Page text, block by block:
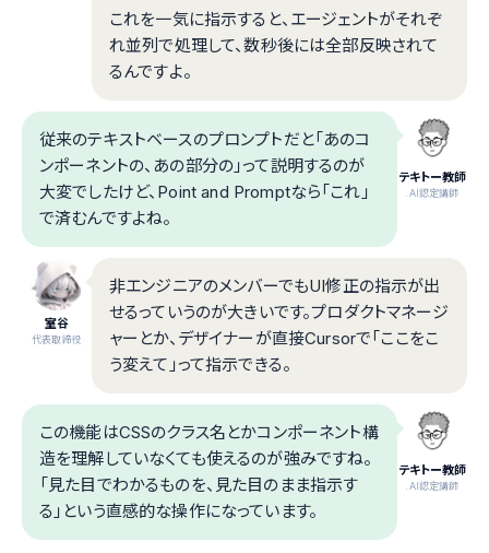
これを一気に指示すると、エージェントがそれぞ
れ並列で処理して、数秒後には全部反映されて
るんですよ。
テキトー教師
.AI認定講師
従来のテキストベースのプロンプトだと「あのコ
ンポーネントの、あの部分の」って説明するのが
大変でしたけど、Point and Promptなら「これ」
で済むんですよね。
室谷
代表取締役
非エンジニアのメンバーでもUI修正の指示が出
せるっていうのが大きいです。プロダクトマネージ
ャーとか、デザイナーが直接Cursorで「ここをこ
う変えて」って指示できる。
テキトー教師
.AI認定講師
この機能はCSSのクラス名とかコンポーネント構
造を理解していなくても使えるのが強みですね。
「見た目でわかるものを、見た目のまま指示す
る」という直感的な操作になっています。